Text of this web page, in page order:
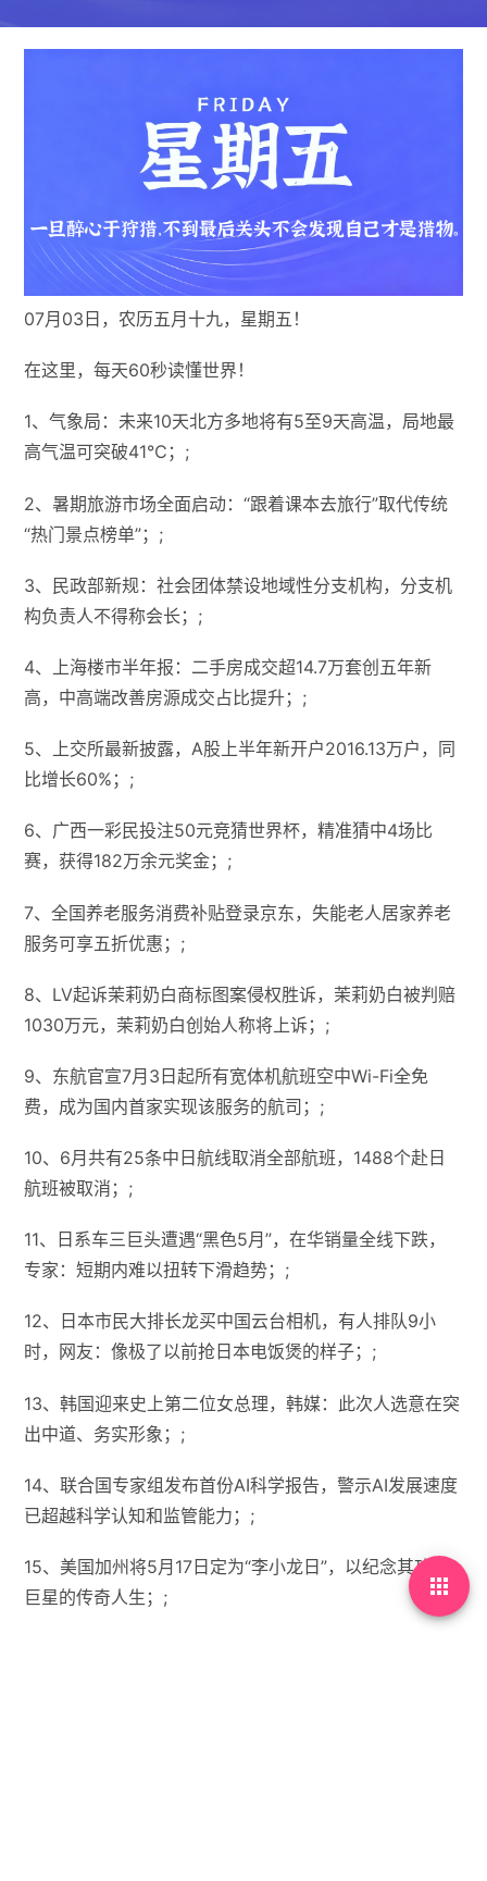
07月03日，农历五月十九，星期五！
在这里，每天60秒读懂世界！
1、气象局：未来10天北方多地将有5至9天高温，局地最
高气温可突破41℃；;
2、暑期旅游市场全面启动：“跟着课本去旅行”取代传统
“热门景点榜单”；;
3、民政部新规：社会团体禁设地域性分支机构，分支机
构负责人不得称会长；;
4、上海楼市半年报：二手房成交超14.7万套创五年新
高，中高端改善房源成交占比提升；;
5、上交所最新披露，A股上半年新开户2016.13万户，同
比增长60%；;
6、广西一彩民投注50元竞猜世界杯，精准猜中4场比
赛，获得182万余元奖金；;
7、全国养老服务消费补贴登录京东，失能老人居家养老
服务可享五折优惠；;
8、LV起诉茉莉奶白商标图案侵权胜诉，茉莉奶白被判赔
1030万元，茉莉奶白创始人称将上诉；;
9、东航官宣7月3日起所有宽体机航班空中Wi-Fi全免
费，成为国内首家实现该服务的航司；;
10、6月共有25条中日航线取消全部航班，1488个赴日
航班被取消；;
11、日系车三巨头遭遇“黑色5月”，在华销量全线下跌，
专家：短期内难以扭转下滑趋势；;
12、日本市民大排长龙买中国云台相机，有人排队9小
时，网友：像极了以前抢日本电饭煲的样子；;
13、韩国迎来史上第二位女总理，韩媒：此次人选意在突
出中道、务实形象；;
14、联合国专家组发布首份AI科学报告，警示AI发展速度
已超越科学认知和监管能力；;
15、美国加州将5月17日定为“李小龙日”，以纪念其功夫
巨星的传奇人生；;
